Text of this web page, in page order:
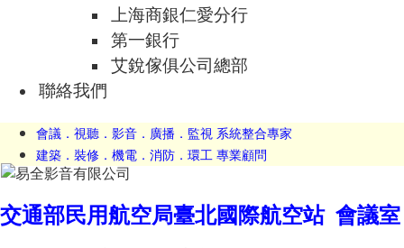
上海商銀仁愛分行
第一銀行
艾銳傢俱公司總部
聯絡我們
會議．視聽．影音．廣播．監視 系統整合專家
建築．裝修．機電．消防．環工 專業顧問
交通部民用航空局臺北國際航空站 會議室